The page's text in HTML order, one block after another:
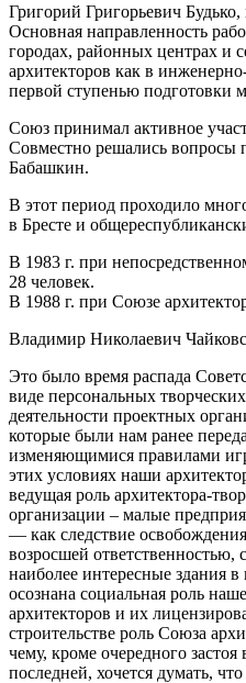
Григорий Григорьевич
Основная направленность
городах, районных центрах и
архитекторов как в
первой ступенью подготовки
Союз принимал активное
Совместно решались
Бабашкин.
В этот период проходило
в Бресте и
В 1983 г. при
28 человек.
В 1988 г. при Союзе
Владимир Николаевич
Это было время распада
виде персональных
деятельности проектных
которые были нам ранее
изменяющимися правилами
этих условиях наши
ведущая роль архитектора-
организации – малые
— как следствие
возросшей
наиболее интересные здания
осознана социальная роль
архитекторов и их
строительстве роль Союза
чему, кроме очередного
последней, хочется думать,